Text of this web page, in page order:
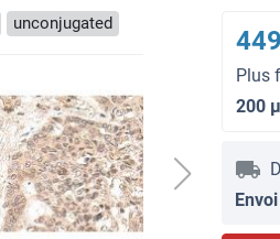
unconjugated
Plus
200